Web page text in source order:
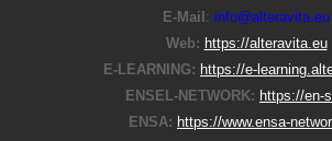
E-Μail : info@alteravita.eu
Web: https://alteravita.eu
E-LEARNING: https://e-
ENSEL-NETWORK: https://en-
ENSA: https://www.ensa-